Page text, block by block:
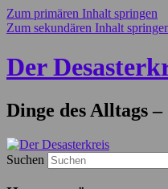
Zum primären Inhalt springen
Zum sekundären Inhalt
Der
Dinge des Alltags
Suchen